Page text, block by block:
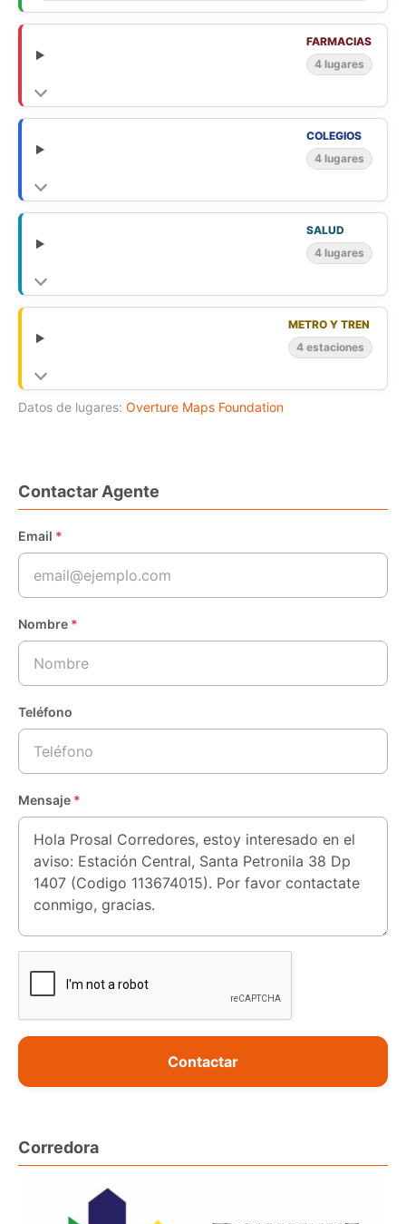
magnífico departamento. Contáctanos ahora para más
información y agendar una visita!
FARMACIAS
4 lugares
COLEGIOS
4 lugares
SALUD
4 lugares
METRO Y TREN
4 estaciones
Datos de lugares: Overture Maps Foundation
Contactar Agente
Email *
Nombre *
Teléfono
Mensaje *
Contactar
Corredora